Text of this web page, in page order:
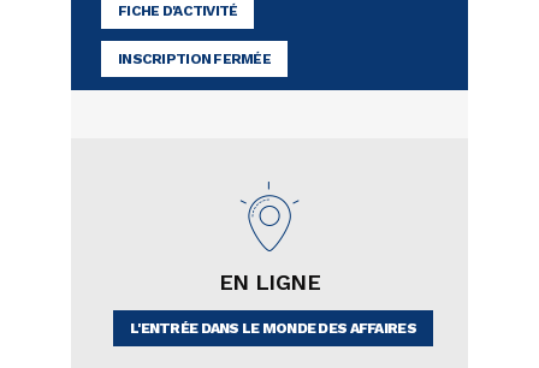
FICHE D'ACTIVITÉ
INSCRIPTION FERMÉE
EN LIGNE
L'ENTRÉE DANS LE MONDE DES AFFAIRES